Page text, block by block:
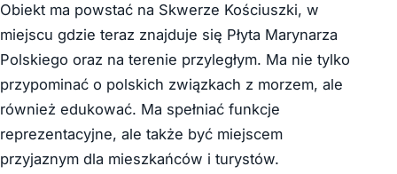
Obiekt ma powstać na Skwerze Kościuszki, w
miejscu gdzie teraz znajduje się Płyta Marynarza
Polskiego oraz na terenie przyległym. Ma nie tylko
przypominać o polskich związkach z morzem, ale
również edukować. Ma spełniać funkcje
reprezentacyjne, ale także być miejscem
przyjaznym dla mieszkańców i turystów.